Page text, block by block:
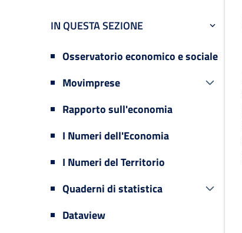
IN QUESTA SEZIONE
Osservatorio economico e sociale
Movimprese
Rapporto sull'economia
I Numeri dell'Economia
I Numeri del Territorio
Quaderni di statistica
Dataview